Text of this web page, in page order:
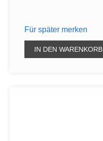
Für später merken
IN DEN WARENKORB